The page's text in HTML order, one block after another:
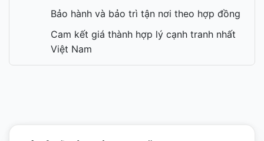
Bảo hành và bảo trì tận nơi theo hợp đồng
Cam kết giá thành hợp lý cạnh tranh nhất
Việt Nam